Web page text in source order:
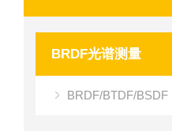
BRDF光谱测量
BRDF/BTDF/BSDF